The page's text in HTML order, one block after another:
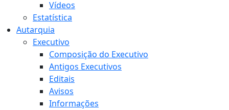
Vídeos
Estatística
Autarquia
Executivo
Composição do Executivo
Antigos Executivos
Editais
Avisos
Informações